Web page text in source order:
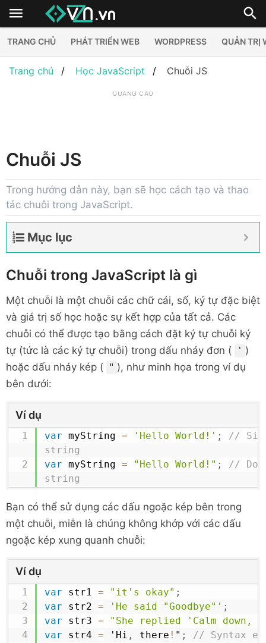
TRANG CHỦ PHÁT TRIỂN WEB WORDPRESS QUẢN TRỊ
Trang chủ Học JavaScript Chuỗi JS
QUẢNG CÁO
Chuỗi JS
Trong hướng dẫn này, bạn sẽ học cách tạo và thao
tác chuỗi trong JavaScript.
Mục lục
Chuỗi trong JavaScript là gì
Một chuỗi là một chuỗi các chữ cái, số, ký tự đặc biệt
và giá trị số học hoặc sự kết hợp của tất cả. Các
chuỗi có thể được tạo bằng cách đặt ký tự chuỗi ký
tự (tức là các ký tự chuỗi) trong dấu nháy đơn (
' )
hoặc dấu nháy kép (
" ), như minh họa trong ví dụ
bên dưới:
Ví dụ
var myString = 'Hello World!' ;
//
string
var myString = "Hello World!" ;
//
string
Bạn có thể sử dụng các dấu ngoặc kép bên trong
một chuỗi, miễn là chúng không khớp với các dấu
ngoặc kép xung quanh chuỗi:
Ví dụ
var str1 = "it's okay" ;
var str2 = 'He said "Goodbye"' ;
var str3 =
"She replied 'Calm down,
var str4 = ' Hi , there ! " ;
// Syntax